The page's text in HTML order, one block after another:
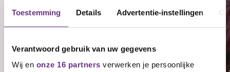
Toestemming Details Advertentie-instellingen
Verantwoord gebruik van uw gegevens
Wij en onze 16 partners verwerken je persoonlijke